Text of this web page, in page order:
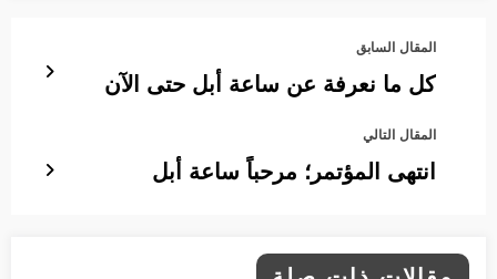
المقال السابق
كل ما نعرفة عن ساعة أبل حتى الآن
المقال التالي
انتهى المؤتمر؛ مرحباً ساعة أبل